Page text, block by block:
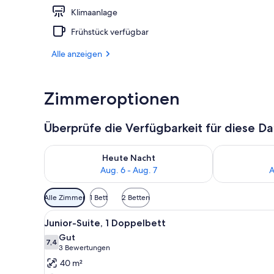
Klimaanlage
Frühstück verfügbar
Alle anzeigen
Zimmeroptionen
Überprüfe die Verfügbarkeit für diese
Heute Nacht
Aug. 6 - Aug. 7
Überprüfe die Verfügbarkeit für heute Nacht, Aug. 6
Überprüfe
Verfügbare
Filter
für
Zimmer
Alle Zimmer 1 Bett 2 Betten
Alle
Fotos
für
Junior-
Ein modernes Hotelzimmer
12
Junior-Suite, 1 Doppelbett
7,47,4 von 10
Gut
3 Bewertungen
(3
Bewertungen)
40 m²